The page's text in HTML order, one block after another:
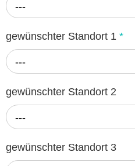
---
gewünschter Standort 1 *
---
gewünschter Standort 2
---
gewünschter Standort 3